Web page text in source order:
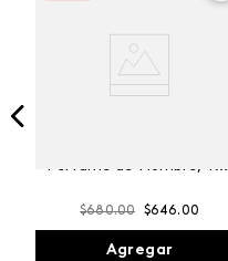
Perfume de Hombre, 100
$680.00 $646.00
Agregar